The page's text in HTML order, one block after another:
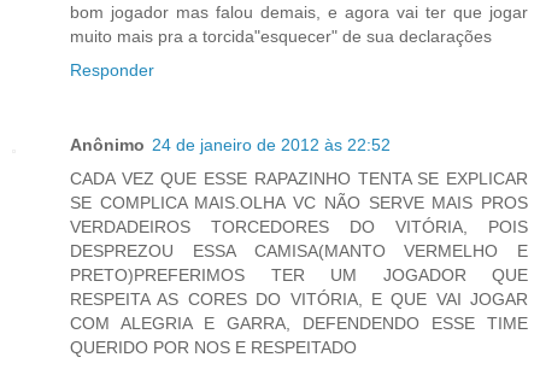
bom jogador mas falou demais, e agora vai ter que jogar
muito mais pra a torcida"esquecer" de sua declarações
Responder
Anônimo 24 de janeiro de 2012 às 22:52
CADA VEZ QUE ESSE RAPAZINHO TENTA SE EXPLICAR
SE COMPLICA MAIS.OLHA VC NÃO SERVE MAIS PROS
VERDADEIROS TORCEDORES DO VITÓRIA, POIS
DESPREZOU ESSA CAMISA(MANTO VERMELHO E
PRETO)PREFERIMOS TER UM JOGADOR QUE
RESPEITA AS CORES DO VITÓRIA, E QUE VAI JOGAR
COM ALEGRIA E GARRA, DEFENDENDO ESSE TIME
QUERIDO POR NOS E RESPEITADO